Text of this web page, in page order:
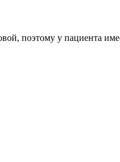
поэтому у пациента